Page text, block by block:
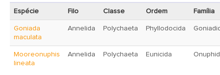
Espécie Filo Classe Ordem Família
Goniada
maculata
Annelida Polychaeta Phyllodocida
Mooreonuphis
lineata
Annelida Polychaeta Eunicida